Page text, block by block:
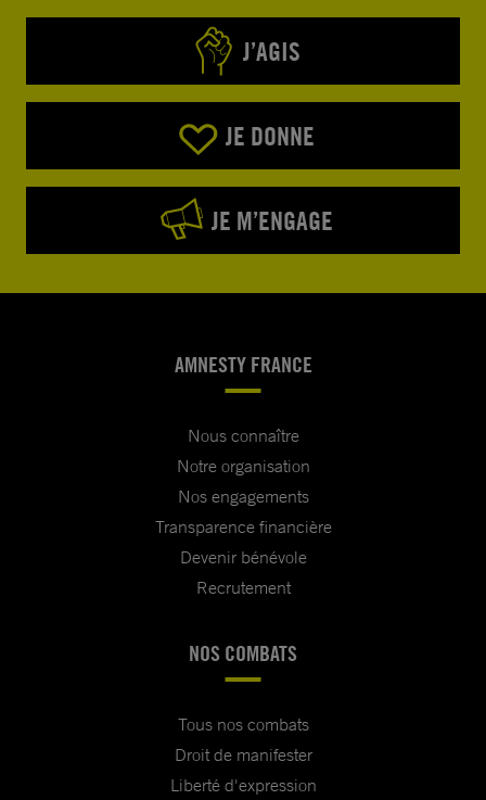
J’AGIS
JE DONNE
JE M’ENGAGE
AMNESTY FRANCE
Nous connaître
Notre organisation
Nos engagements
Transparence financière
Devenir bénévole
Recrutement
NOS COMBATS
Tous nos combats
Droit de manifester
Liberté d'expression